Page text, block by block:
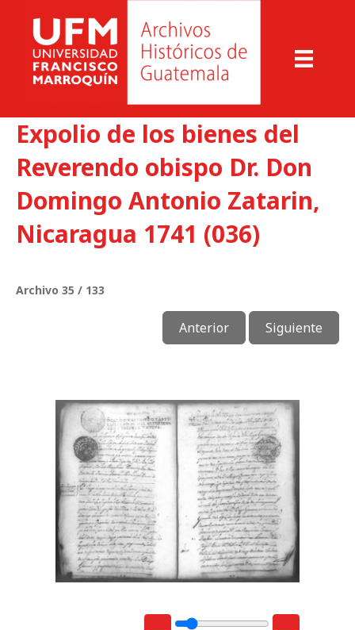
Expolio de los bienes del
Reverendo obispo Dr. Don
Domingo Antonio Zatarin,
Nicaragua 1741 (036)
Archivo 35 / 133
Anterior Siguiente